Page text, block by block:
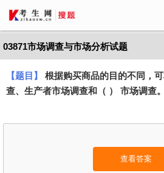
03871市场调查与市场分析试题
【题目】
根据购买商品的目的不同，
查、生产者市场调查和（ ） 市场调查。
查看答案